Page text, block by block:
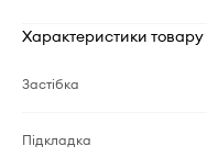
Характеристики товару
Застібка
Підкладка